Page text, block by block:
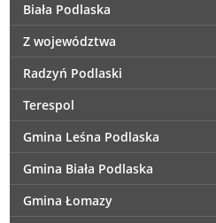
Biała Podlaska
Z województwa
Radzyń Podlaski
Terespol
Gmina Leśna Podlaska
Gmina Biała Podlaska
Gmina Łomazy